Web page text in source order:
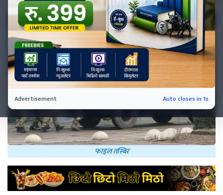
नेप्से
प्रमुख
समाचार
बजार
बैंक-
वित्त
फाइल तस्बिर